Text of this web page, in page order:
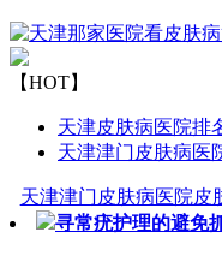
【HOT】
天津皮肤病医院排
天津津门皮肤病医
天津津门皮肤病医院皮
寻常疣护理的避免